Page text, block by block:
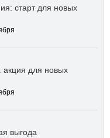
старт для новых
для новых
выгода